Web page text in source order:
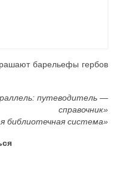
барельефы гербов
путеводитель —
справочник»
библиотечная система»